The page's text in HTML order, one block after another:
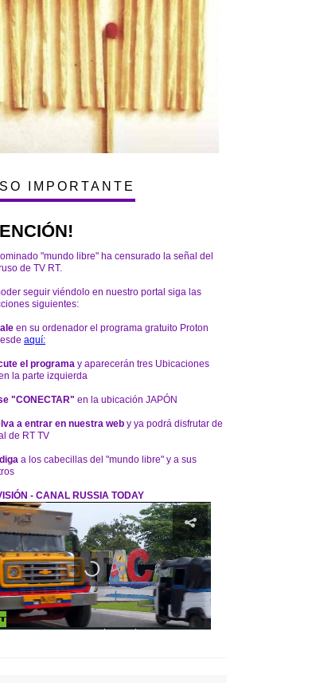
IMPORTANTE
"mundo libre" ha censurado la señal del
de TV RT.
seguir viéndolo en nuestro portal siga las
siguientes:
en su ordenador el programa gratuito Proton
aquí:
el programa y aparecerán tres Ubicaciones
la parte izquierda
"CONECTAR" en la ubicación JAPÓN
a entrar en nuestra web y ya podrá disfrutar de
de RT TV
a los cabecillas del "mundo libre" y a sus
- CANAL RUSSIA TODAY